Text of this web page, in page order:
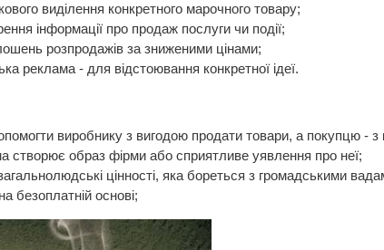
виділення конкретного марочного товару;
інформації про продаж послуги чи події;
розпродажів за зниженими цінами;
реклама - для відстоювання конкретної ідеї.
виробнику з вигодою продати товари, а покупцю - з
створює образ фірми або сприятливе уявлення про неї;
цінності, яка бореться з громадськими
безоплатній основі;